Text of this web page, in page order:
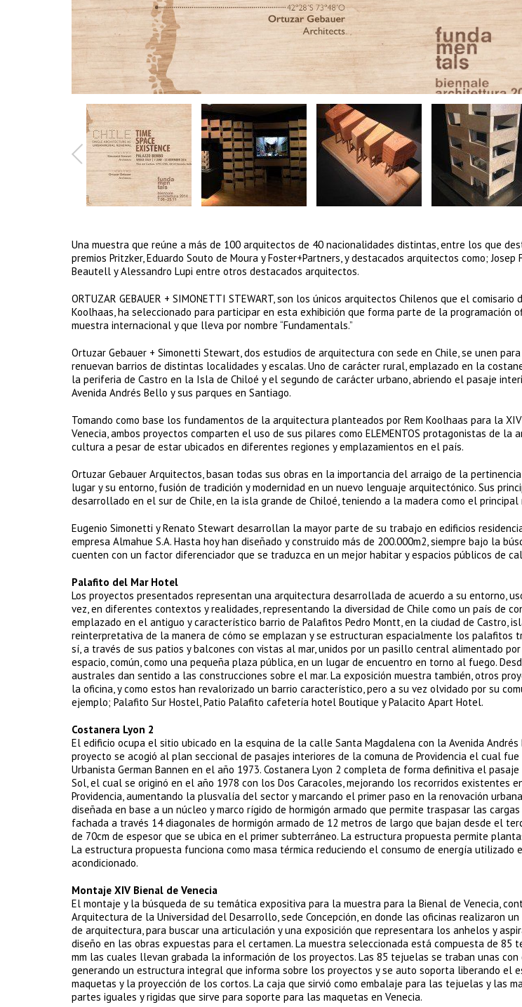
Una muestra que reúne a más de 100 arquitectos de 40 nacionalidades distintas, entre los que
premios Pritzker, Eduardo Souto de Moura y Foster+Partners, y destacados arquitectos como;
Beautell y Alessandro Lupi entre otros destacados arquitectos.
ORTUZAR GEBAUER + SIMONETTI STEWART, son los únicos arquitectos Chilenos que el
Koolhaas, ha seleccionado para participar en esta exhibición que forma parte de la programación
muestra internacional y que lleva por nombre “Fundamentals.”
Ortuzar Gebauer + Simonetti Stewart, dos estudios de arquitectura con sede en Chile, se unen
renuevan barrios de distintas localidades y escalas. Uno de carácter rural, emplazado en la
la periferia de Castro en la Isla de Chiloé y el segundo de carácter urbano, abriendo el pasaje
Avenida Andrés Bello y sus parques en Santiago.
Tomando como base los fundamentos de la arquitectura planteados por Rem Koolhaas para la
Venecia, ambos proyectos comparten el uso de sus pilares como ELEMENTOS protagonistas de la
cultura a pesar de estar ubicados en diferentes regiones y emplazamientos en el país.
Ortuzar Gebauer Arquitectos, basan todas sus obras en la importancia del arraigo de la
lugar y su entorno, fusión de tradición y modernidad en un nuevo lenguaje arquitectónico. Sus
desarrollado en el sur de Chile, en la isla grande de Chiloé, teniendo a la madera como el principal
Eugenio Simonetti y Renato Stewart desarrollan la mayor parte de su trabajo en edificios
empresa Almahue S.A. Hasta hoy han diseñado y construido más de 200.000m2, siempre bajo la
cuenten con un factor diferenciador que se traduzca en un mejor habitar y espacios públicos de
Palafito del Mar Hotel
Los proyectos presentados representan una arquitectura desarrollada de acuerdo a su entorno,
vez, en diferentes contextos y realidades, representando la diversidad de Chile como un país de
emplazado en el antiguo y característico barrio de Palafitos Pedro Montt, en la ciudad de Castro,
reinterpretativa de la manera de cómo se emplazan y se estructuran espacialmente los palafitos
sí, a través de sus patios y balcones con vistas al mar, unidos por un pasillo central alimentado
espacio, común, como una pequeña plaza pública, en un lugar de encuentro en torno al fuego.
australes dan sentido a las construcciones sobre el mar. La exposición muestra también, otros
la oficina, y como estos han revalorizado un barrio característico, pero a su vez olvidado por su
ejemplo; Palafito Sur Hostel, Patio Palafito cafetería hotel Boutique y Palacito Apart Hotel.
Costanera Lyon 2
El edificio ocupa el sitio ubicado en la esquina de la calle Santa Magdalena con la Avenida Andrés
proyecto se acogió al plan seccional de pasajes interiores de la comuna de Providencia el cual
Urbanista German Bannen en el año 1973. Costanera Lyon 2 completa de forma definitiva el
Sol, el cual se originó en el año 1978 con los Dos Caracoles, mejorando los recorridos existentes
Providencia, aumentando la plusvalía del sector y marcando el primer paso en la renovación
diseñada en base a un núcleo y marco rígido de hormigón armado que permite traspasar las
fachada a través 14 diagonales de hormigón armado de 12 metros de largo que bajan desde el
de 70cm de espesor que se ubica en el primer subterráneo. La estructura propuesta permite
La estructura propuesta funciona como masa térmica reduciendo el consumo de energía utilizado
acondicionado.
Montaje XIV Bienal de Venecia
El montaje y la búsqueda de su temática expositiva para la muestra para la Bienal de Venecia,
Arquitectura de la Universidad del Desarrollo, sede Concepción, en donde las oficinas realizaron
de arquitectura, para buscar una articulación y una exposición que representara los anhelos y
diseño en las obras expuestas para el certamen. La muestra seleccionada está compuesta de 85
mm las cuales llevan grabada la información de los proyectos. Las 85 tejuelas se traban unas
generando un estructura integral que informa sobre los proyectos y se auto soporta liberando el
maquetas y la proyección de los cortos. La caja que sirvió como embalaje para las tejuelas y las
partes iguales y rigidas que sirve para soporte para las maquetas en Venecia.